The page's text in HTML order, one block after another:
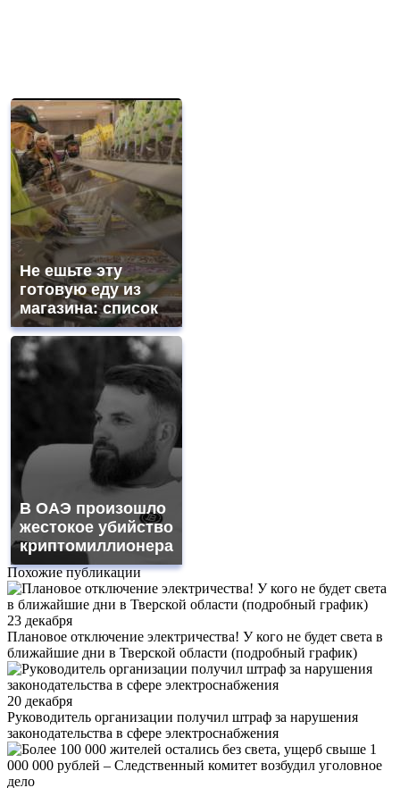
Не ешьте эту
готовую еду из
магазина: список
В ОАЭ произошло
жестокое убийство
криптомиллионера
Похожие публикации
23 декабря
Плановое отключение электричества! У кого не будет света в
ближайшие дни в Тверской области (подробный график)
20 декабря
Руководитель организации получил штраф за нарушения
законодательства в сфере электроснабжения